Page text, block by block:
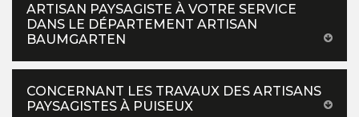
ARTISAN PAYSAGISTE À VOTRE SERVICE
DANS LE DÉPARTEMENT ARTISAN
BAUMGARTEN
CONCERNANT LES TRAVAUX DES ARTISANS
PAYSAGISTES À PUISEUX